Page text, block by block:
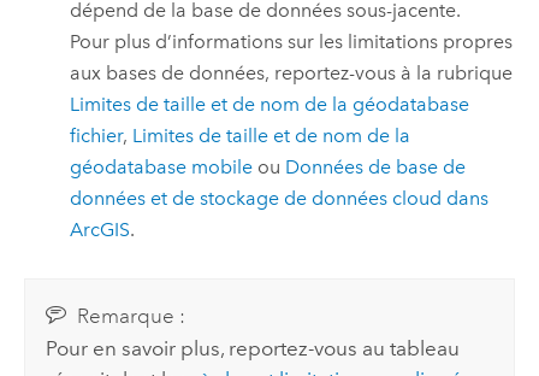
dépend de la base de données sous-jacente.
Pour plus d’informations sur les limitations propres
aux bases de données, reportez-vous à la rubrique
Limites de taille et de nom de la géodatabase
fichier, Limites de taille et de nom de la
géodatabase mobile ou Données de base de
données et de stockage de données cloud dans
ArcGIS.
Remarque :
Pour en savoir plus, reportez-vous au tableau